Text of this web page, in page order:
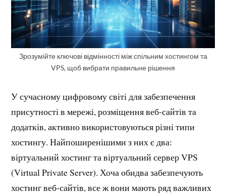
Зрозумійте ключові відмінності між спільним хостингом та
VPS, щоб вибрати правильне рішення
У сучасному цифровому світі для забезпечення
присутності в мережі, розміщення веб-сайтів та
додатків, активно використовуються різні типи
хостингу. Найпоширенішими з них є два:
віртуальний хостинг та віртуальний сервер VPS
(Virtual Private Server). Хоча обидва забезпечують
хостинг веб-сайтів, все ж вони мають ряд важливих